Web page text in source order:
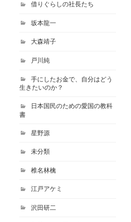
借りぐらしの社長たち
坂本龍一
大森靖子
戸川純
手にしたお金で、自分はどう
生きたいのか？
日本国民のための愛国の教科
書
星野源
未分類
椎名林檎
江戸アケミ
沢田研二